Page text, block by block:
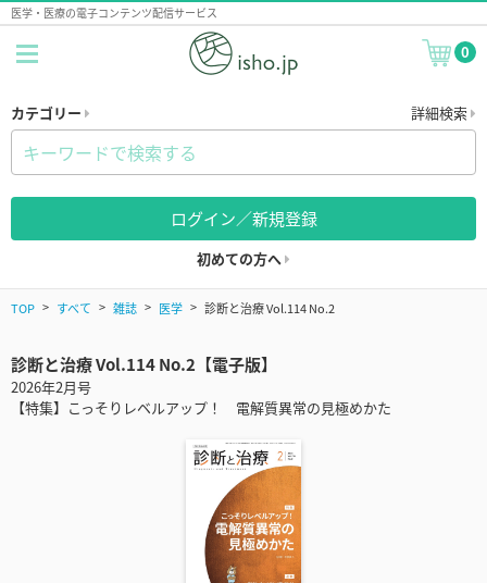
医学・医療の電子コンテンツ配信サービス
0
カテゴリー 詳細検索
ログイン／新規登録
初めての方へ
TOP すべて 雑誌 医学 診断と治療 Vol.114 No.2
診断と治療 Vol.114 No.2【電子版】
2026年2月号
【特集】こっそりレベルアップ！ 電解質異常の見極めかた